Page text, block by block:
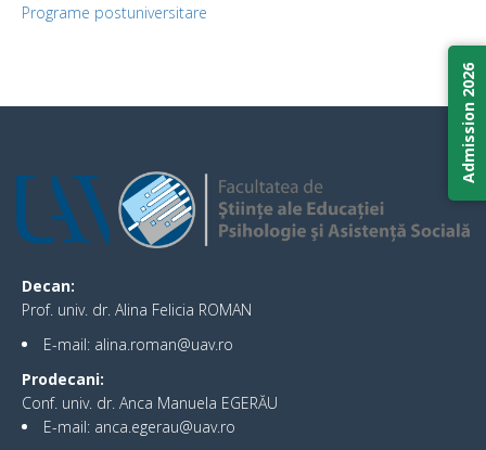
Programe postuniversitare
Decan:
Prof. univ. dr. Alina Felicia ROMAN
E-mail: alina.roman@uav.ro
Prodecani:
Conf. univ. dr. Anca Manuela EGERĂU
E-mail: anca.egerau@uav.ro
Admission 2026